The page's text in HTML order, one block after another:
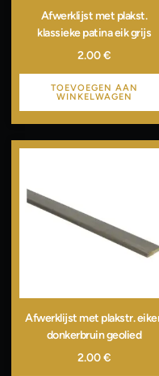
Afwerklijst met plakst.
klassieke patina eik grijs
2.00€
TOEVOEGEN AAN
WINKELWAGEN
Afwerklijst met plakstr.
donkerbruin geolied
2.00€